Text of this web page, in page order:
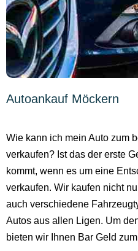
Autoankauf Möckern
Wie kann ich mein Auto zum
verkaufen? Ist das der erste
kommt, wenn es um eine
verkaufen. Wir kaufen nicht
auch verschiedene
Autos aus allen Ligen. Um
bieten wir Ihnen Bar Geld